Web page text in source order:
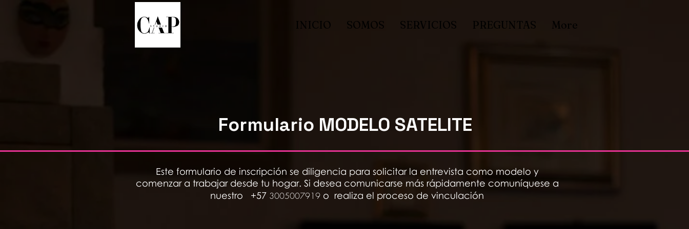
INICIO SOMOS SERVICIOS PREGUNTAS More
Formulario MODELO SATELITE
Este formulario de inscripción se diligencia para solicitar la entrevista como modelo y
comenzar a trabajar desde tu hogar. Si desea comunicarse más rápidamente comuníquese a
nuestro +57 3005007919 o realiza el proceso de vinculación